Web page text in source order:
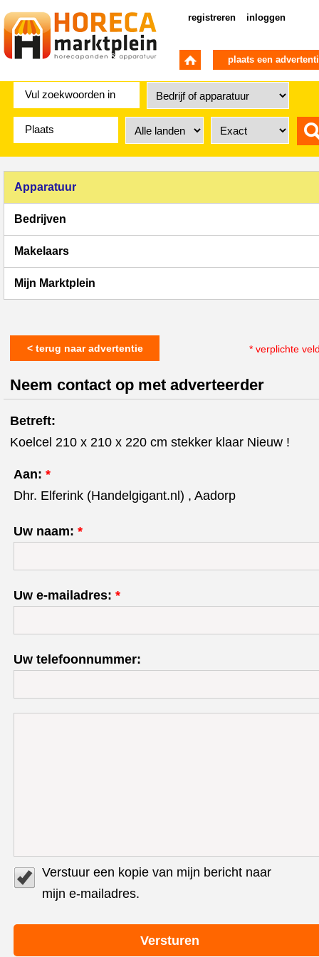
registreren inloggen
plaats een
Apparatuur
Bedrijven
Makelaars
Mijn Marktplein
< terug naar advertentie * verplichte
Neem contact op met adverteerder
Betreft:
Koelcel 210 x 210 x 220 cm stekker klaar Nieuw !
Aan: *
Dhr. Elferink (Handelgigant.nl) , Aadorp
Uw naam: *
Uw e-mailadres: *
Uw telefoonnummer:
Verstuur een kopie van mijn bericht naar
mijn e-mailadres.